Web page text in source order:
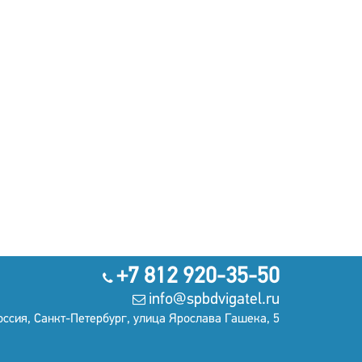
+7 812 920-35-50
info@spbdvigatel.ru
Санкт-Петербург, улица Ярослава Гашека, 5